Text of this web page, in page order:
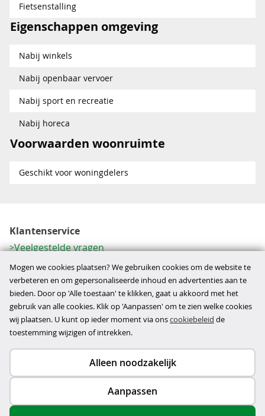
Fietsenstalling
Eigenschappen omgeving
Nabij winkels
Nabij openbaar vervoer
Nabij sport en recreatie
Nabij horeca
Voorwaarden woonruimte
Geschikt voor woningdelers
Klantenservice
Veelgestelde vragen
Contactformulier
Herroeping
Over ons
Bedrijfsgegevens
Werkwijze
Copyright © 2026
privacy- en cookiebeleid
Mogen we cookies plaatsen? We gebruiken cookies om de website te
verbeteren en om gepersonaliseerde inhoud en advertenties aan te
bieden. Door op 'Alle toestaan' te klikken, gaat u akkoord met het
gebruik van alle cookies. Klik op 'Aanpassen' om te zien welke cookies
wij plaatsen. U kunt op ieder moment via onscookiebeleid de
toestemming wijzigen of intrekken.
Alleen noodzakelijk
Aanpassen